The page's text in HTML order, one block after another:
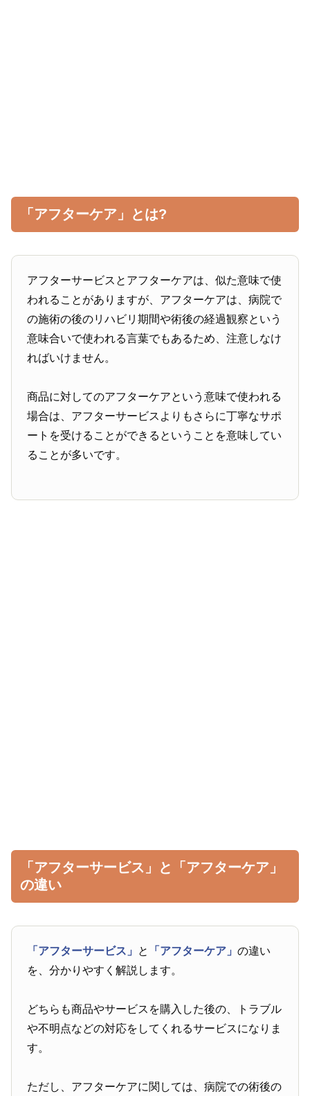
「アフターケア」とは?
アフターサービスとアフターケアは、似た意味で使
われることがありますが、アフターケアは、病院で
の施術の後のリハビリ期間や術後の経過観察という
意味合いで使われる言葉でもあるため、注意しなけ
ればいけません。
商品に対してのアフターケアという意味で使われる
場合は、アフターサービスよりもさらに丁寧なサポ
ートを受けることができるということを意味してい
ることが多いです。
「アフターサービス」と「アフターケア」
の違い
「アフターサービス」 と 「アフターケア」の違い
を、分かりやすく解説します。
どちらも商品やサービスを購入した後の、トラブル
や不明点などの対応をしてくれるサービスになりま
す。
ただし、アフターケアに関しては、病院での術後の